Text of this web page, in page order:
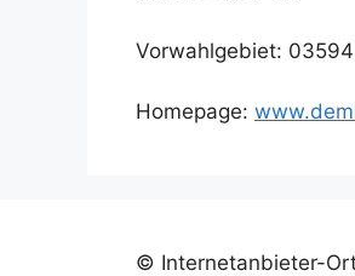
Vorwahlgebiet: 03594
Homepage:
© Internetanbieter-